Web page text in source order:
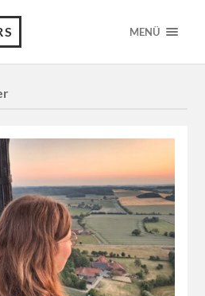
MENÜ